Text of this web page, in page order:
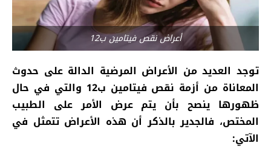
أعراض نقص فيتامين ب12
توجد العديد من الأعراض المرضية الدالة على حدوث
المعاناة من أزمة نقص فيتامين ب12 والتي في حال
ظهورها ينصح بأن يتم عرض الأمر على الطبيب
المختص، فالجدير بالذكر أن هذه الأعراض تتمثل في
الآتي: